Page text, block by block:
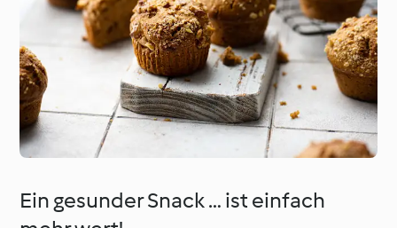
Ein gesunder Snack … ist einfach